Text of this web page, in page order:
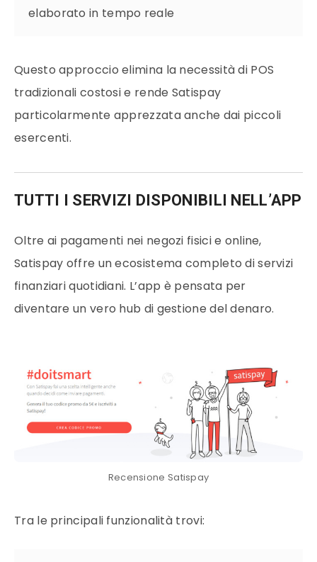
elaborato in tempo reale
Questo approccio elimina la necessità di POS
tradizionali costosi e rende Satispay
particolarmente apprezzata anche dai piccoli
esercenti.
TUTTI I SERVIZI DISPONIBILI NELL’APP
Oltre ai pagamenti nei negozi fisici e online,
Satispay offre un ecosistema completo di servizi
finanziari quotidiani. L’app è pensata per
diventare un vero hub di gestione del denaro.
Recensione Satispay
Tra le principali funzionalità trovi: